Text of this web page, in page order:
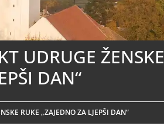
UDRUGE ŽENSKE
DAN“
RUKE „ZAJEDNO ZA LJEPŠI DAN“